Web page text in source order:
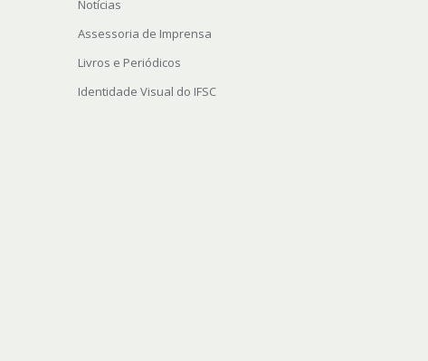
Notícias
Assessoria de Imprensa
Livros e Periódicos
Identidade Visual do IFSC